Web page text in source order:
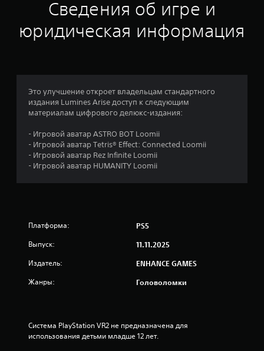
к
5
я
Сведения об игре и
юридическая информация
Это улучшение откроет владельцам стандартного
издания Lumines Arise доступ к следующим
материалам цифрового делюкс-издания:
- Игровой аватар ASTRO BOT Loomii
- Игровой аватар Tetris® Effect: Connected Loomii
- Игровой аватар Rez Infinite Loomii
- Игровой аватар HUMANITY Loomii
Платформа: PS5
Выпуск: 11.11.2025
Издатель: ENHANCE GAMES
Жанры: Головоломки
Система PlayStation VR2 не предназначена для
использования детьми младше 12 лет.